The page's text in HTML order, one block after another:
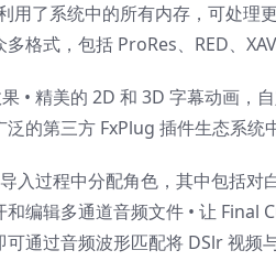
用了系统中的所有内存，可处理
格式，包括 ProRes、RED、
• 精美的 2D 和 3D 字幕动画，
泛的第三方 FxPlug 插件生态系统
入过程中分配角色，其中包括
和编辑多通道音频文件 • 让
可通过音频波形匹配将 DSlr 视频